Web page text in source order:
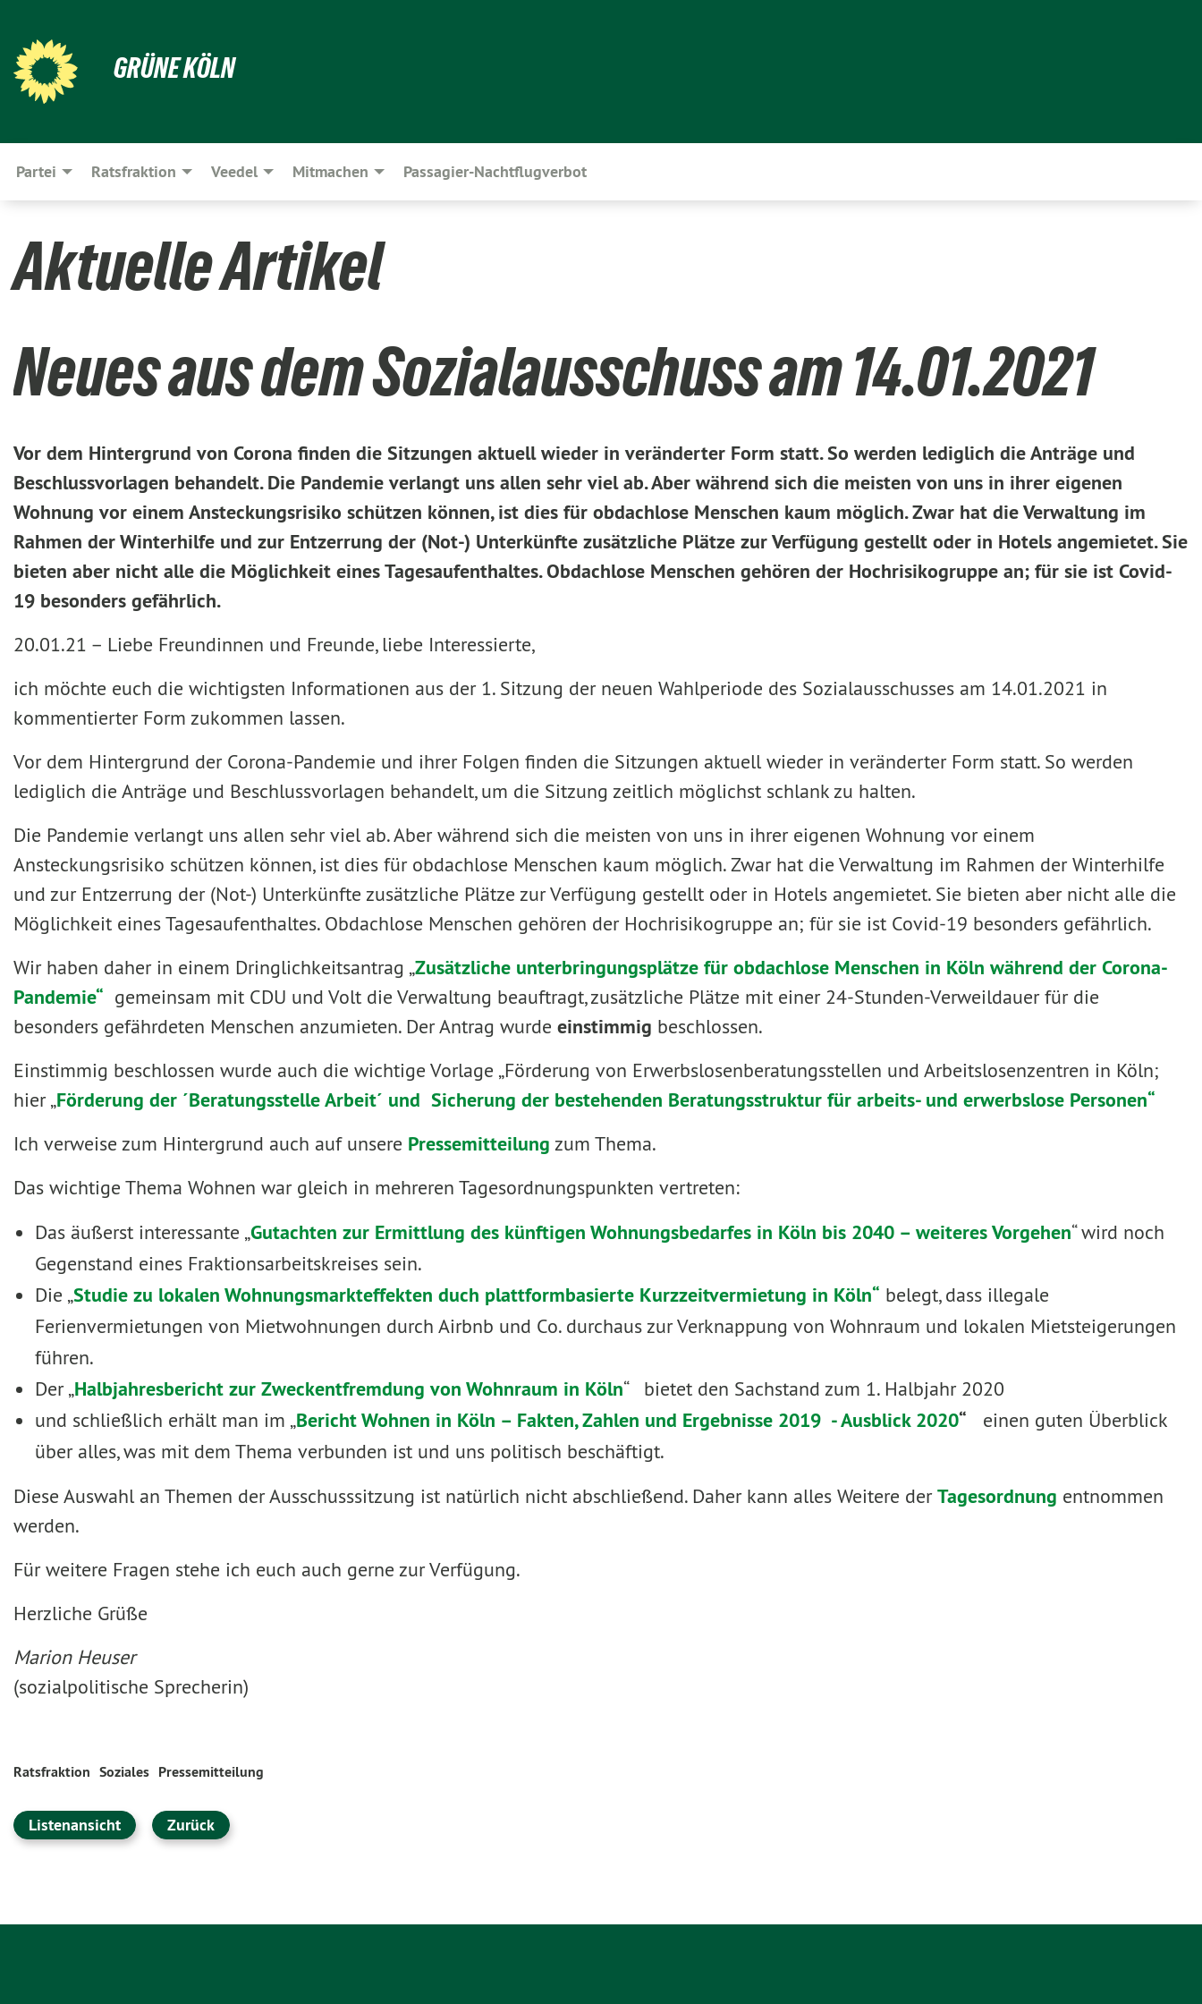
GRÜNE KÖLN
Partei Ratsfraktion Veedel Mitmachen Passagier-Nachtflugverbot
Aktuelle Artikel
Neues aus dem Sozialausschuss am 14.01.2021
Vor dem Hintergrund von Corona finden die Sitzungen aktuell wieder in veränderter Form statt. So werden lediglich die Anträge und
Beschlussvorlagen behandelt. Die Pandemie verlangt uns allen sehr viel ab. Aber während sich die meisten von uns in ihrer eigenen
Wohnung vor einem Ansteckungsrisiko schützen können, ist dies für obdachlose Menschen kaum möglich. Zwar hat die Verwaltung im
Rahmen der Winterhilfe und zur Entzerrung der (Not-) Unterkünfte zusätzliche Plätze zur Verfügung gestellt oder in Hotels angemietet. Sie
bieten aber nicht alle die Möglichkeit eines Tagesaufenthaltes. Obdachlose Menschen gehören der Hochrisikogruppe an; für sie ist Covid-
19 besonders gefährlich.
20.01.21 – Liebe Freundinnen und Freunde, liebe Interessierte,
ich möchte euch die wichtigsten Informationen aus der 1. Sitzung der neuen Wahlperiode des Sozialausschusses am 14.01.2021 in
kommentierter Form zukommen lassen.
Vor dem Hintergrund der Corona-Pandemie und ihrer Folgen finden die Sitzungen aktuell wieder in veränderter Form statt. So werden
lediglich die Anträge und Beschlussvorlagen behandelt, um die Sitzung zeitlich möglichst schlank zu halten.
Die Pandemie verlangt uns allen sehr viel ab. Aber während sich die meisten von uns in ihrer eigenen Wohnung vor einem
Ansteckungsrisiko schützen können, ist dies für obdachlose Menschen kaum möglich. Zwar hat die Verwaltung im Rahmen der Winterhilfe
und zur Entzerrung der (Not-) Unterkünfte zusätzliche Plätze zur Verfügung gestellt oder in Hotels angemietet. Sie bieten aber nicht alle die
Möglichkeit eines Tagesaufenthaltes. Obdachlose Menschen gehören der Hochrisikogruppe an; für sie ist Covid-19 besonders gefährlich.
Wir haben daher in einem Dringlichkeitsantrag „Zusätzliche unterbringungsplätze für obdachlose Menschen in Köln während der Corona-
Pandemie“ gemeinsam mit CDU und Volt die Verwaltung beauftragt, zusätzliche Plätze mit einer 24-Stunden-Verweildauer für die
besonders gefährdeten Menschen anzumieten. Der Antrag wurde einstimmig beschlossen.
Einstimmig beschlossen wurde auch die wichtige Vorlage „Förderung von Erwerbslosenberatungsstellen und Arbeitslosenzentren in Köln;
hier „Förderung der ´Beratungsstelle Arbeit´ und Sicherung der bestehenden Beratungsstruktur für arbeits- und erwerbslose Personen“
Ich verweise zum Hintergrund auch auf unsere Pressemitteilung zum Thema.
Das wichtige Thema Wohnen war gleich in mehreren Tagesordnungspunkten vertreten:
Das äußerst interessante „Gutachten zur Ermittlung des künftigen Wohnungsbedarfes in Köln bis 2040 – weiteres Vorgehen“ wird noch
Gegenstand eines Fraktionsarbeitskreises sein.
Die „Studie zu lokalen Wohnungsmarkteffekten duch plattformbasierte Kurzzeitvermietung in Köln“ belegt, dass illegale
Ferienvermietungen von Mietwohnungen durch Airbnb und Co. durchaus zur Verknappung von Wohnraum und lokalen Mietsteigerungen
führen.
Der „Halbjahresbericht zur Zweckentfremdung von Wohnraum in Köln“ bietet den Sachstand zum 1. Halbjahr 2020
und schließlich erhält man im „Bericht Wohnen in Köln – Fakten, Zahlen und Ergebnisse 2019 - Ausblick 2020“ einen guten Überblick
über alles, was mit dem Thema verbunden ist und uns politisch beschäftigt.
Diese Auswahl an Themen der Ausschusssitzung ist natürlich nicht abschließend. Daher kann alles Weitere derTagesordnung entnommen
werden.
Für weitere Fragen stehe ich euch auch gerne zur Verfügung.
Herzliche Grüße
Marion Heuser
(sozialpolitische Sprecherin)
Ratsfraktion Soziales Pressemitteilung
Listenansicht Zurück